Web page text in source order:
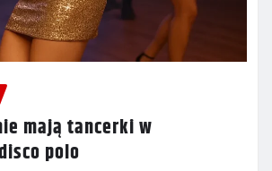
mają tancerki w
polo